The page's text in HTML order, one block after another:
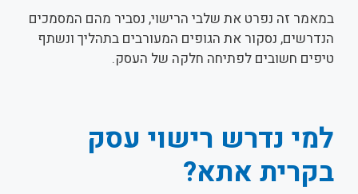
במאמר זה נפרט את שלבי הרישוי, נסביר מהם המסמכים
הנדרשים, נסקור את הגופים המעורבים בתהליך ונשתף
טיפים חשובים לפתיחה חלקה של העסק.
למי נדרש רישוי עסק
בקרית אתא?